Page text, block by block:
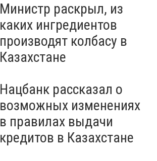
Министр раскрыл, из
каких ингредиентов
производят колбасу в
Казахстане
Нацбанк рассказал о
возможных изменениях
в правилах выдачи
кредитов в Казахстане